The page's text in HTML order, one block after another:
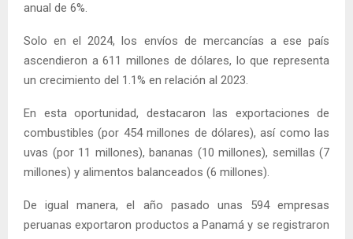
anual de 6%.
Solo en el 2024, los envíos de mercancías a ese país
ascendieron a 611 millones de dólares, lo que representa
un crecimiento del 1.1% en relación al 2023.
En esta oportunidad, destacaron las exportaciones de
combustibles (por 454 millones de dólares), así como las
uvas (por 11 millones), bananas (10 millones), semillas (7
millones) y alimentos balanceados (6 millones).
De igual manera, el año pasado unas 594 empresas
peruanas exportaron productos a Panamá y se registraron